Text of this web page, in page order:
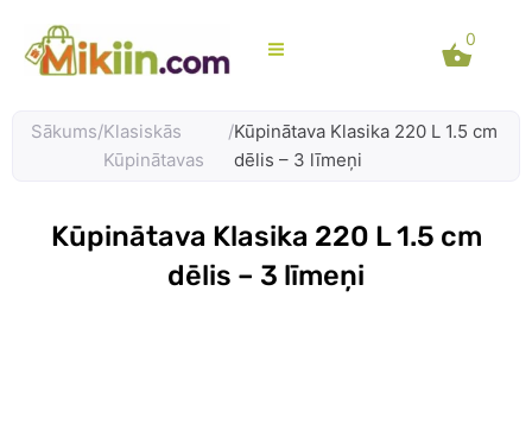
content
0
Sākums/Klasiskās
Kūpinātavas
/Kūpinātava Klasika 220 L 1.5 cm
dēlis – 3 līmeņi
Kūpinātava Klasika 220 L 1.5 cm
dēlis – 3 līmeņi